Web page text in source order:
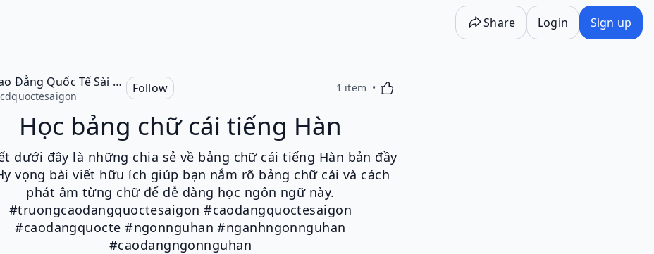
Share Login Sign up
Cao Đẳng Quốc Tế Sài Gòn
cdquoctesaigon
Follow 1 item Activating this element will cause content on the
Học bảng chữ cái tiếng Hàn
dưới đây là những chia sẻ về bảng chữ cái tiếng Hàn bản đầy
vọng bài viết hữu ích giúp bạn nắm rõ bảng chữ cái và cách
phát âm từng chữ để dễ dàng học ngôn ngữ này.
#truongcaodangquoctesaigon #caodangquoctesaigon
#caodangquocte #ngonnguhan #nganhngonnguhan
#caodangngonnguhan